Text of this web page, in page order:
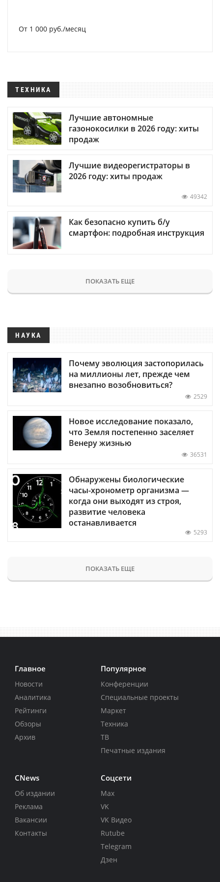
От 1 000 руб./месяц
ТЕХНИКА
Лучшие автономные
газонокосилки в 2026 году: хиты
продаж
Лучшие видеорегистраторы в
2026 году: хиты продаж
49342
Как безопасно купить б/у
смартфон: подробная инструкция
ПОКАЗАТЬ ЕЩЕ
НАУКА
Почему эволюция застопорилась
на миллионы лет, прежде чем
внезапно возобновиться?
2529
Новое исследование показало,
что Земля постепенно заселяет
Венеру жизнью
36531
Обнаружены биологические
часы-хронометр организма —
когда они выходят из строя,
развитие человека
останавливается
5293
ПОКАЗАТЬ ЕЩЕ
Главное
Новости
Аналитика
Рейтинги
Обзоры
Архив
Популярное
Конференции
Специальные проекты
Маркет
Техника
ТВ
Печатные издания
CNews
Об издании
Реклама
Вакансии
Контакты
Соцсети
Max
VK
VK Видео
Rutube
Telegram
Дзен